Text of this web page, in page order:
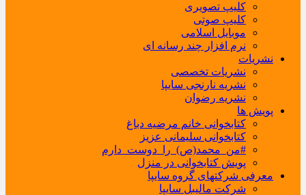
کلیپ تصویری
کلیپ صوتی
موبایل اسلامی
نرم افزار چند رسانه ای
نشریات
نشریات تخصصی
نشریه نارنجی سایپا
نشریه رضوان
پویش ها
کتابخوانی خانم مرضیه دباغ
کتابخوانی سلیمانی عزیز
#من_محمد(ص)_را_دوست_دارم
پویش کتابخوانی در منزل
معرفی شرکتهای گروه سایپا
شرکت مالیبل سایپا